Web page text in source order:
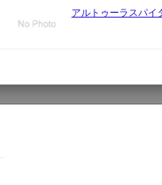
アルトゥーラスパイ